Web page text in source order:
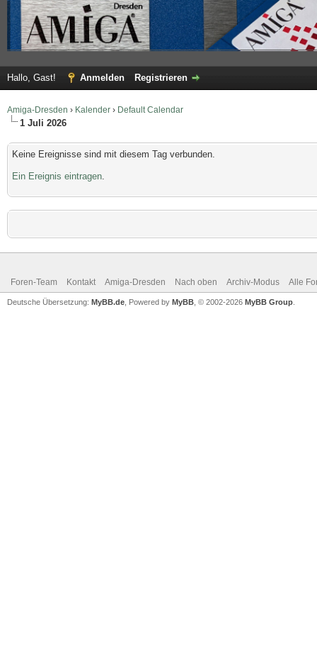
Hallo, Gast! Anmelden Registrieren
Amiga-Dresden › Kalender › Default Calendar
1 Juli 2026
Keine Ereignisse sind mit diesem Tag verbunden.
Ein Ereignis eintragen
Foren-Team Kontakt Amiga-Dresden Nach oben Archiv-Modus Alle
Deutsche Übersetzung: MyBB.de , Powered by MyBB , © 2002-2026 MyBB Group